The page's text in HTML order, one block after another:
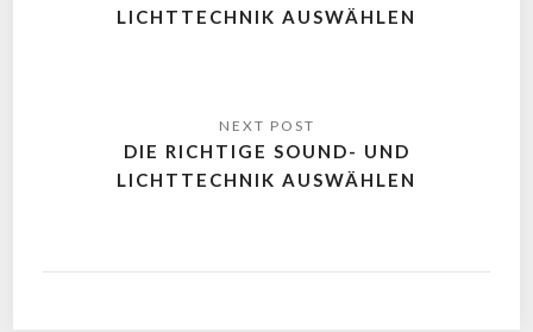
LICHTTECHNIK AUSWÄHLEN
DIE RICHTIGE SOUND- UND
LICHTTECHNIK AUSWÄHLEN